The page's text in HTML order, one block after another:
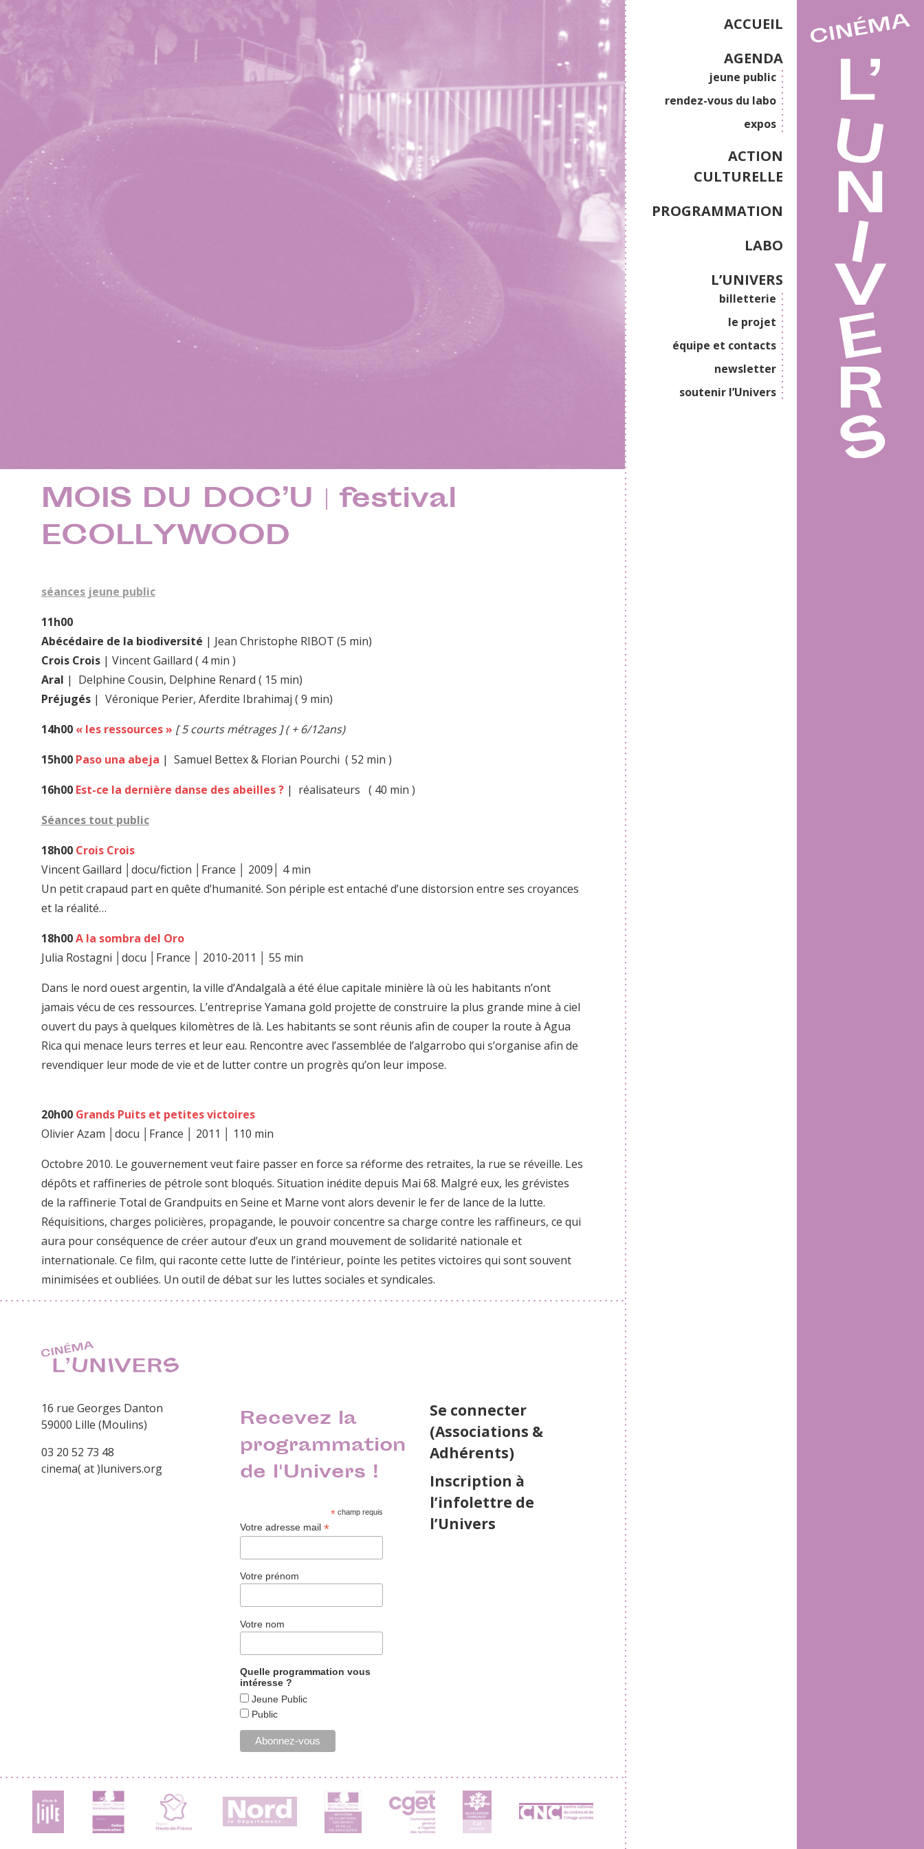
ACCUEIL
AGENDA
jeune public
rendez-vous du labo
expos
ACTION
CULTURELLE
PROGRAMMATION
LABO
L’UNIVERS
billetterie
le projet
équipe et contacts
newsletter
soutenir l’Univers
MOIS DU DOC’U | festival
ECOLLYWOOD
séances jeune public
11h00
Abécédaire de la biodiversité | Jean Christophe RIBOT (5 min)
Crois Crois | Vincent Gaillard ( 4 min )
Aral | Delphine Cousin, Delphine Renard ( 15 min)
Préjugés | Véronique Perier, Aferdite Ibrahimaj ( 9 min)
14h00 « les ressources » [ 5 courts métrages ] ( + 6/12ans)
15h00 Paso una abeja | Samuel Bettex & Florian Pourchi ( 52 min )
16h00 Est-ce la dernière danse des abeilles ? | réalisateurs ( 40 min )
Séances tout public
18h00 Crois Crois
Vincent Gaillard │docu/fiction │France │ 2009│ 4 min
Un petit crapaud part en quête d’humanité. Son périple est entaché d’une distorsion entre ses croyances
et la réalité…
18h00A la sombra del Oro
Julia Rostagni │docu │France │ 2010-2011 │ 55 min
Dans le nord ouest argentin, la ville d’Andalgalà a été élue capitale minière là où les habitants n’ont
jamais vécu de ces ressources. L’entreprise Yamana gold projette de construire la plus grande mine à ciel
ouvert du pays à quelques kilomètres de là. Les habitants se sont réunis afin de couper la route à Agua
Rica qui menace leurs terres et leur eau. Rencontre avec l’assemblée de l’algarrobo qui s’organise afin de
revendiquer leur mode de vie et de lutter contre un progrès qu’on leur impose.
20h00 Grands Puits et petites victoires
Olivier Azam │docu │France │ 2011 │ 110 min
Octobre 2010. Le gouvernement veut faire passer en force sa réforme des retraites, la rue se réveille. Les
dépôts et raffineries de pétrole sont bloqués. Situation inédite depuis Mai 68. Malgré eux, les grévistes
de la raffinerie Total de Grandpuits en Seine et Marne vont alors devenir le fer de lance de la lutte.
Réquisitions, charges policières, propagande, le pouvoir concentre sa charge contre les raffineurs, ce qui
aura pour conséquence de créer autour d’eux un grand mouvement de solidarité nationale et
internationale. Ce film, qui raconte cette lutte de l’intérieur, pointe les petites victoires qui sont souvent
minimisées et oubliées. Un outil de débat sur les luttes sociales et syndicales.
16 rue Georges Danton
59000 Lille (Moulins)
03 20 52 73 48
cinema( at )lunivers.org
Recevez la
programmation
de l'Univers !
*champ requis
Votre adresse mail*
Votre prénom
Votre nom
Quelle programmation vous
intéresse ?
Jeune Public
Public
Se connecter
(Associations &
Adhérents)
Inscription à
l’infolettre de
l’Univers